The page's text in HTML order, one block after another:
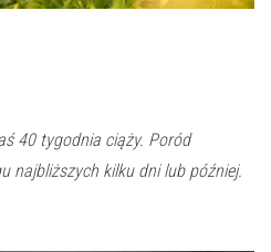
40 tygodnia ciąży. Poród
najbliższych kilku dni lub później.